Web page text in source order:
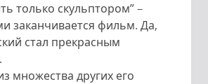
только скульптором” –
заканчивается фильм. Да,
стал прекрасным
множества других его